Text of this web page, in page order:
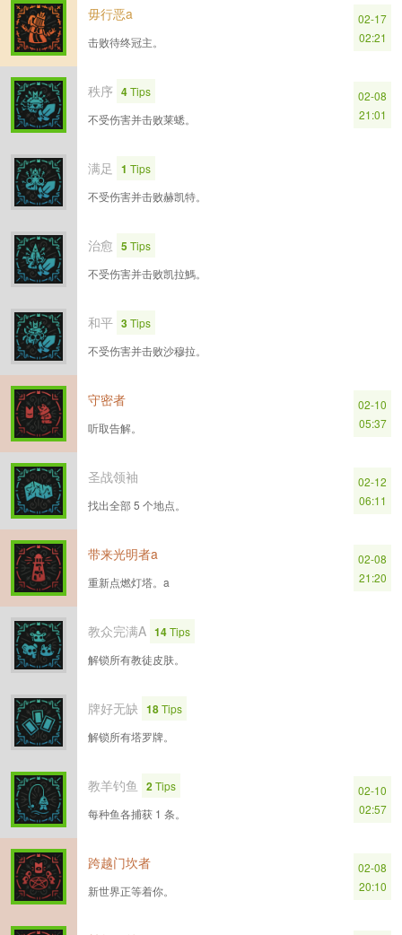
毋行恶a
击败待终冠主。
02-17
02:21
秩序 4Tips
不受伤害并击败莱蟋。
02-08
21:01
满足 1 Tips
不受伤害并击败赫凯特。
治愈 5Tips
不受伤害并击败凯拉鰢。
和平 3Tips
不受伤害并击败沙穆拉。
守密者
听取告解。
02-10
05:37
圣战领袖
找出全部 5 个地点。
02-12
06:11
带来光明者a
重新点燃灯塔。a
02-08
21:20
教众完满A 14Tips
解锁所有教徒皮肤。
牌好无缺 18Tips
解锁所有塔罗牌。
教羊钓鱼 2Tips
每种鱼各捕获 1 条。
02-10
02:57
跨越门坎者
新世界正等着你。
02-08
20:10